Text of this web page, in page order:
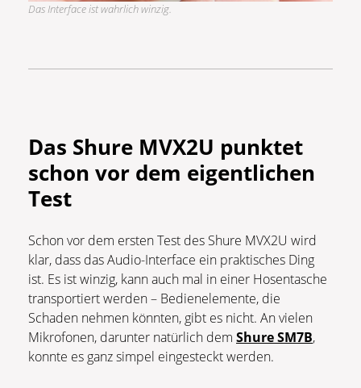
Das Interface ist wahrlich winzig.
Das Shure MVX2U punktet
schon vor dem eigentlichen
Test
Schon vor dem ersten Test des Shure MVX2U wird
klar, dass das Audio-Interface ein praktisches Ding
ist. Es ist winzig, kann auch mal in einer Hosentasche
transportiert werden – Bedienelemente, die
Schaden nehmen könnten, gibt es nicht. An vielen
Mikrofonen, darunter natürlich dem Shure SM7B,
konnte es ganz simpel eingesteckt werden.